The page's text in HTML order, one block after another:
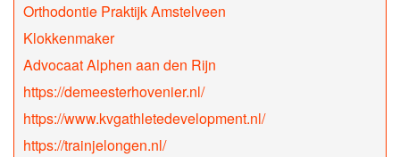
Orthodontie Praktijk Amstelveen
Klokkenmaker
Advocaat Alphen aan den Rijn
https://demeesterhovenier.nl/
https://www.kvgathletedevelopment.nl/
https://trainjelongen.nl/